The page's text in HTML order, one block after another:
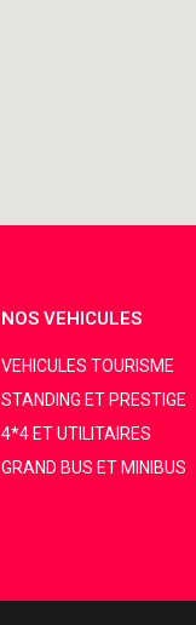
NOS VEHICULES
VEHICULES TOURISME
STANDING ET PRESTIGE
4*4 ET UTILITAIRES
GRAND BUS ET MINIBUS